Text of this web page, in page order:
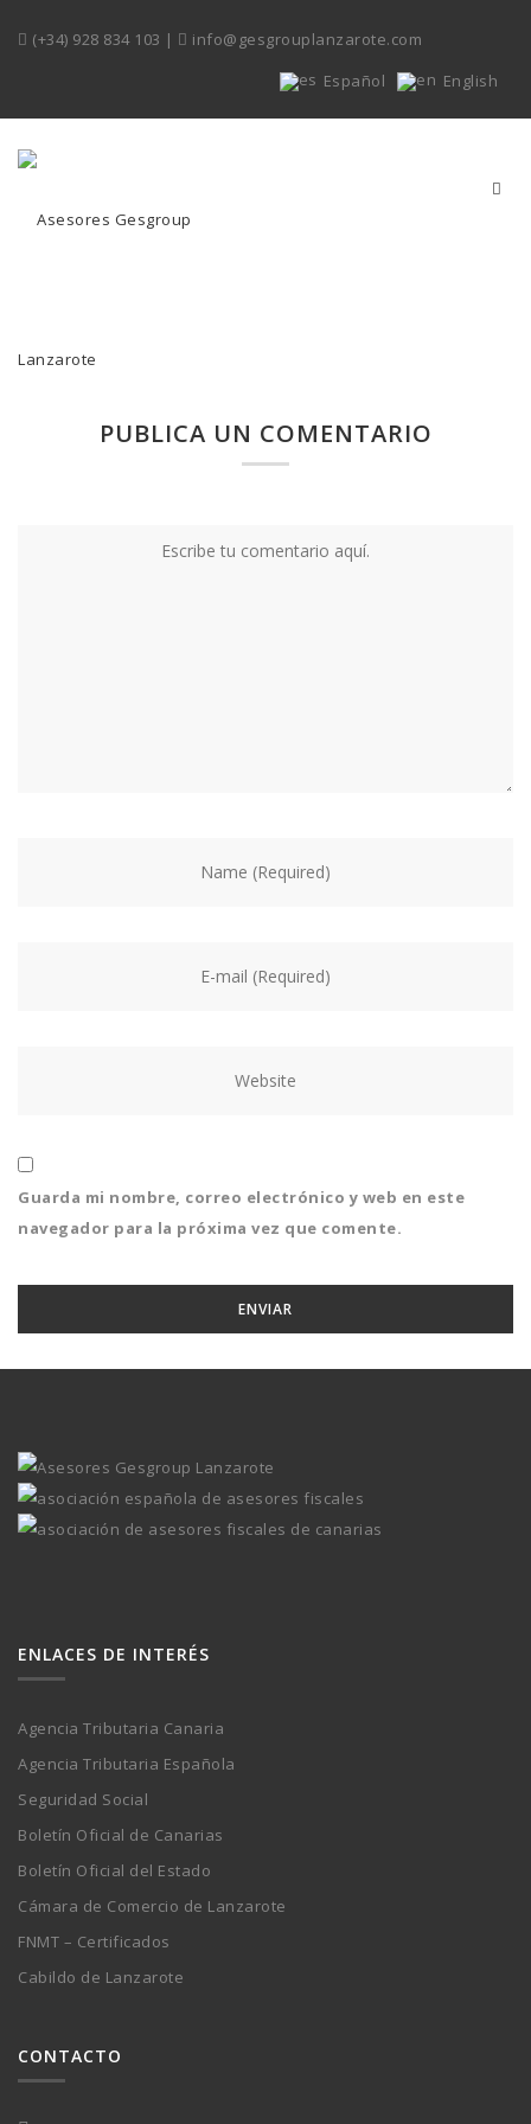
(+34) 928 834 103 |
info@gesgrouplanzarote.com
Español
English
PUBLICA UN COMENTARIO
Guarda mi nombre, correo electrónico y web en este
navegador para la próxima vez que comente.
ENLACES DE INTERÉS
Agencia Tributaria Canaria
Agencia Tributaria Española
Seguridad Social
Boletín Oficial de Canarias
Boletín Oficial del Estado
Cámara de Comercio de Lanzarote
FNMT – Certificados
Cabildo de Lanzarote
CONTACTO